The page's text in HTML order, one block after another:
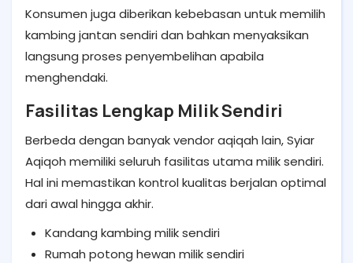
Konsumen juga diberikan kebebasan untuk memilih
kambing jantan sendiri dan bahkan menyaksikan
langsung proses penyembelihan apabila
menghendaki.
Fasilitas Lengkap Milik Sendiri
Berbeda dengan banyak vendor aqiqah lain, Syiar
Aqiqoh memiliki seluruh fasilitas utama milik sendiri.
Hal ini memastikan kontrol kualitas berjalan optimal
dari awal hingga akhir.
Kandang kambing milik sendiri
Rumah potong hewan milik sendiri